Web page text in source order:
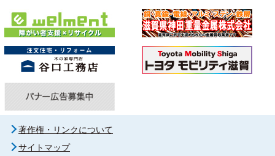
著作権・リンクについて
サイトマップ